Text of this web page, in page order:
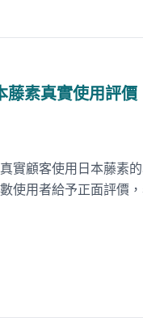
藤素真實使用評
實顧客使用日本藤素
使用者給予正面評價